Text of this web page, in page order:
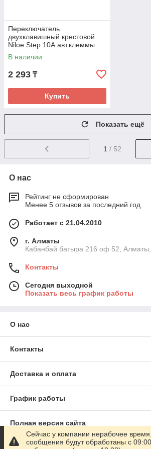
Переключатель
двухклавишный крестовой
Niloe Step 10А авт.клеммы
Чёрный new
В наличии
2 293 ₸
Купить
Показать ещё
1 / 52
О нас
Рейтинг не сформирован
Менее 5 отзывов за последний год
Работает с 21.04.2010
г. Алматы
Кабанбай батыра 216 оф 52, Алматы,
Контакты
Сегодня выходной
Показать весь график работы
О нас
Контакты
Доставка и оплата
График работы
Полная версия сайта
Сейчас у компании нерабочее
сообщения будут обработаны с